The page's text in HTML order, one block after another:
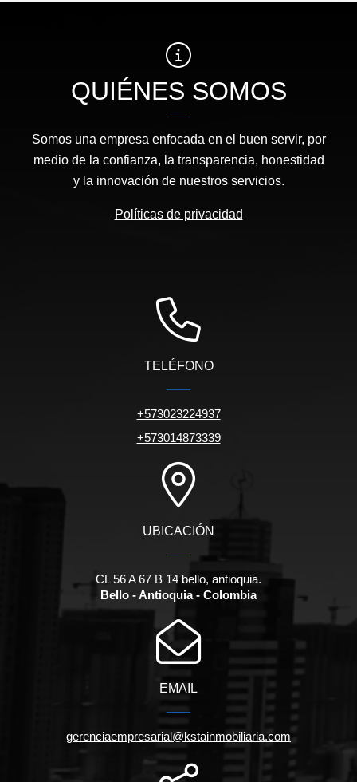
QUIÉNES SOMOS
Somos una empresa enfocada en el buen servir, por
medio de la confianza, la transparencia, honestidad
y la innovación de nuestros servicios.
Políticas de privacidad
TELÉFONO
+573023224937
+573014873339
UBICACIÓN
CL 56 A 67 B 14 bello, antioquia.
Bello - Antioquia - Colombia
EMAIL
gerenciaempresarial@kstainmobiliaria.com